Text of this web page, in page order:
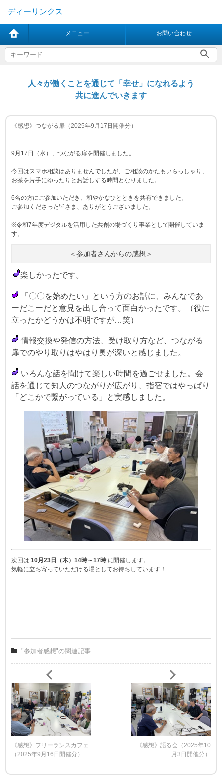
ディーリンクス
メニュー お問い合わせ
人々が働くことを通じて「幸せ」になれるよう
共に進んでいきます
《感想》つながる扉（2025年9月17日開催分）
9月17日（水）、つながる扉を開催しました。
今回はスマホ相談はありませんでしたが、ご相談のかたもいらっしゃり、
お茶を片手にゆったりとお話しする時間となりました。
6名の方にご参加いただき、和やかなひとときを共有できました。
ご参加くださった皆さま、ありがとうございました。
※令和7年度デジタルを活用した共創の場づくり事業として開催していま
す。
＜参加者さんからの感想＞
楽しかったです。
「〇〇を始めたい」という方のお話に、みんなであ
ーだこーだと意見を出し合って面白かったです。（役に
立ったかどうかは不明ですが…笑）
情報交換や発信の方法、受け取り方など、つながる
扉でのやり取りはやはり奥が深いと感じました。
いろんな話を聞けて楽しい時間を過ごせました。会
話を通じて知人のつながりが広がり、指宿ではやっぱり
「どこかで繋がっている」と実感しました。
次回は10月23日（木）14時～17時 に開催します。
気軽に立ち寄っていただける場としてお待ちしています！
"参加者感想"の関連記事
《感想》フリーランスカフェ
（2025年9月16日開催分）
《感想》語る会（2025年10
月3日開催分）